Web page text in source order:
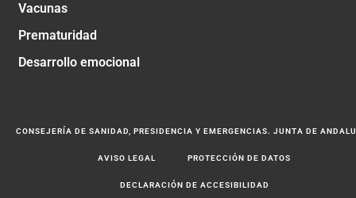
Vacunas
Prematuridad
Desarrollo emocional
CONSEJERÍA DE SANIDAD, PRESIDENCIA Y EMERGENCIAS. JUNTA DE
AVISO LEGAL PROTECCIÓN DE DATOS
DECLARACIÓN DE ACCESIBILIDAD